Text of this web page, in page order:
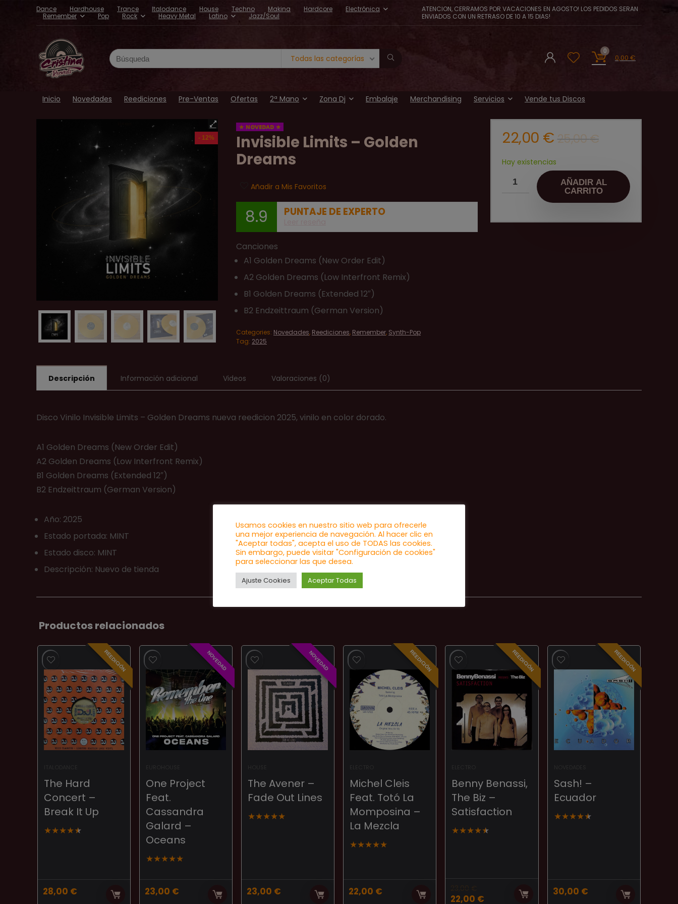
Dance Hardhouse Trance Italodance House Techno Makina Hardcore
Electrónica
Remember
Pop Rock Heavy Metal Latino Jazz/Soul
ATENCION, CERRAMOS POR VACACIONES EN AGOSTO! LOS PEDIDOS SERAN
ENVIADOS CON UN RETRASO DE 10 A 15 DIAS!
Search
for:
Todas las categorías
0
0,00 €
Inicio Novedades Reediciones Pre-Ventas Ofertas 2ª Mano Zona Dj Embalaje Merchandising Servicios Vende tus Discos
- 12%
NOVEDAD
Invisible Limits – Golden
Dreams
Añadir a Mis Favoritos
8.9 PUNTAJE DE EXPERTO
Canciones
A1 Golden Dreams (New Order Edit)
A2 Golden Dreams (Low Interfront Remix)
B1 Golden Dreams (Extended 12″)
B2 Endzeittraum (German Version)
Categories: Novedades, Reediciones, Remember, Synth-Pop
Tag: 2025
25,00€El
original
era:
25,00 €.
22,00 € El
actual
es:
22,00 €.
Hay existencias
AÑADIR AL
CARRITO
Descripción Información adicional Videos Valoraciones (0)
Disco Vinilo Invisible Limits – Golden Dreams nueva reedicion 2025, vinilo en color dorado.
A1 Golden Dreams (New Order Edit)
A2 Golden Dreams (Low Interfront Remix)
B1 Golden Dreams (Extended 12″)
B2 Endzeittraum (German Version)
Año: 2025
Estado portada: MINT
Estado disco: MINT
Descripción: Nuevo de tienda
Productos relacionados
REEDICIÓN
The Hard
Concert –
Break It Up
★★★★★
28,00 €
NOVEDAD
One Project
Feat.
Cassandra
Galard –
Oceans
★★★★★
23,00 €
NOVEDAD
The Avener –
Fade Out Lines
★★★★★
23,00 €
REEDICIÓN
Michel Cleis
Feat. Totó La
Momposina –
La Mezcla
★★★★★
22,00 €
REEDICIÓN
Benny Benassi,
The Biz –
Satisfaction
★★★★★
23,00 €
El
22,00 €
REEDICIÓN
Sash! –
Ecuador
★★★★★
30,00 €
Usamos cookies en nuestro sitio web para ofrecerle
una mejor experiencia de navegación. Al hacer clic en
"Aceptar todas", acepta el uso de TODAS las cookies.
Sin embargo, puede visitar "Configuración de cookies"
para seleccionar las que desea.
Ajuste Cookies Aceptar Todas